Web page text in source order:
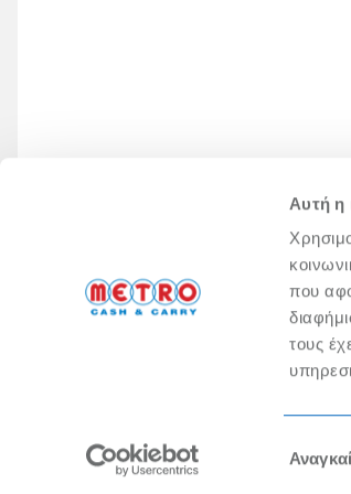
Αυτή η
που
τους
Η METRO ΑΕΒΕ, με έδρα στην Σωρού 1,